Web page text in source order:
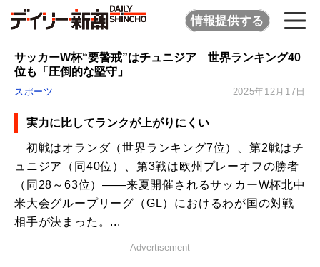
情報提供する
サッカーW杯“要警戒”はチュニジア 世界ランキング40
位も「圧倒的な堅守」
スポーツ 2025年12月17日
実力に比してランクが上がりにくい
初戦はオランダ（世界ランキング7位）、第2戦はチ
ュニジア（同40位）、第3戦は欧州プレーオフの勝者
（同28～63位）――来夏開催されるサッカーW杯北中
米大会グループリーグ（GL）におけるわが国の対戦
相手が決まった。...
Advertisement